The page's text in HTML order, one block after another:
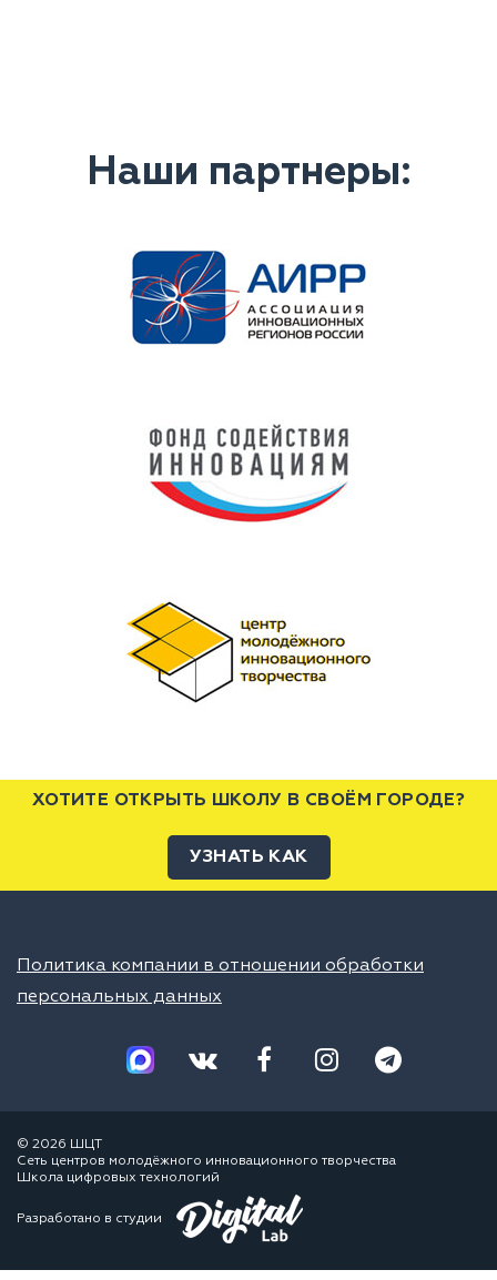
Наши партнеры:
ХОТИТЕ ОТКРЫТЬ ШКОЛУ В СВОЁМ ГОРОДЕ?
УЗНАТЬ КАК
Политика компании в отношении обработки
персональных данных
© 2026 ШЦТ
Сеть центров молодёжного инновационного творчества
Школа цифровых технологий
Разработано в студии